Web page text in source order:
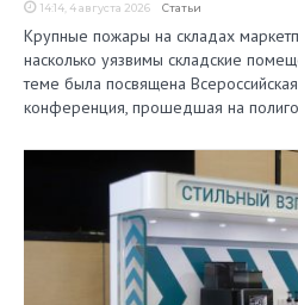
14:14, 4 августа 2026 Статьи
Крупные пожары на складах
насколько уязвимы складские
теме была посвящена
конференция, прошедшая на